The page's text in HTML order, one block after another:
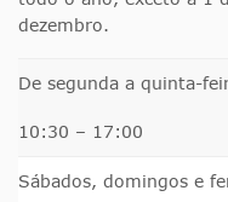
dezembro.
De segunda a quinta-
10:30 – 17:00
Sábados, domingos e